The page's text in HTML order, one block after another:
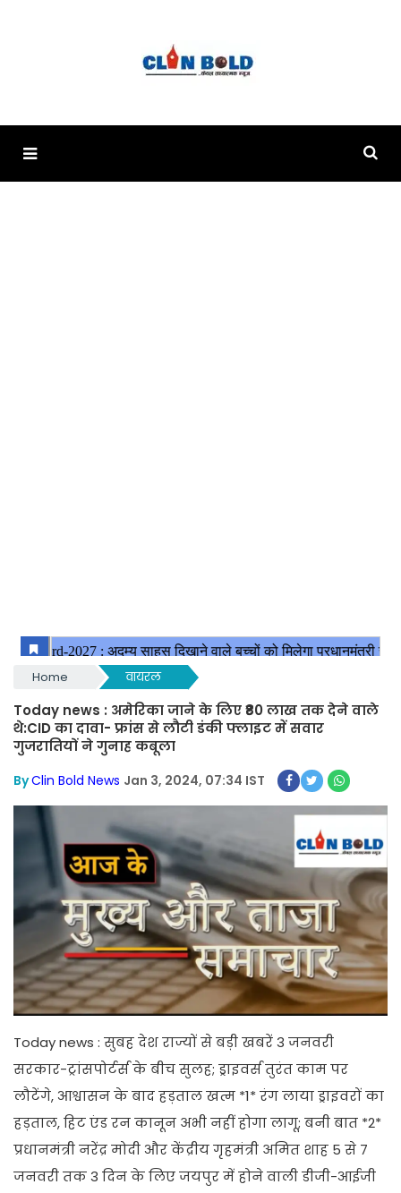
Home वायरल
Today news : अमेरिका जाने के लिए ₹80 लाख तक देने वाले
थे:CID का दावा- फ्रांस से लौटी डंकी फ्लाइट में सवार
गुजरातियों ने गुनाह कबूला
ByClin Bold News Jan 3, 2024, 07:34 IST
Today news : सुबह देश राज्यों से बड़ी खबरें 3 जनवरी
सरकार-ट्रांसपोर्टर्स के बीच सुलह; ड्राइवर्स तुरंत काम पर
लौटेंगे, आश्वासन के बाद हड़ताल खत्म *1* रंग लाया ड्राइवरों का
हड़ताल, हिट एंड रन कानून अभी नहीं होगा लागू; बनी बात *2*
प्रधानमंत्री नरेंद्र मोदी और केंद्रीय गृहमंत्री अमित शाह 5 से 7
जनवरी तक 3 दिन के लिए जयपुर में होने वाली डीजी-आईजी